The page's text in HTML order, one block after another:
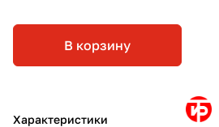
В корзину
Характеристики